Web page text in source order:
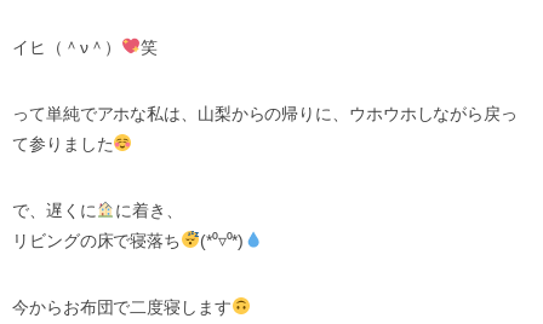
イヒ（＾ν＾） 笑
って単純でアホな私は、山梨からの帰りに、ウホウホしながら戻っ
て参りました
で、遅くに
に着き、
リビングの床で寝落ち
(*⁰▿⁰*)
今からお布団で二度寝します